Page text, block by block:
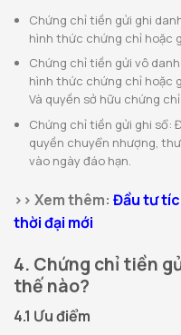
Chứng chỉ tiền gửi ghi
hình thức chứng chỉ hoặc
Chứng chỉ tiền gửi vô
hình thức chứng chỉ hoặc
Và quyền sở hữu chứng
Chứng chỉ tiền gửi ghi sổ:
quyền chuyển nhượng,
vào ngày đáo hạn.
>> Xem thêm: Đầu tư
thời đại mới
4. Chứng chỉ tiền
thế nào?
4.1 Ưu điểm